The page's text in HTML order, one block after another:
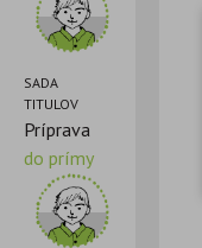
SADA
TITULOV
Príprava
do prímy